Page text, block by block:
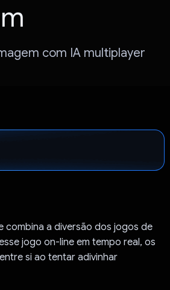
com IA multiplayer
combina a diversão dos jogos de
jogo on-line em tempo real, os
si ao tentar adivinhar